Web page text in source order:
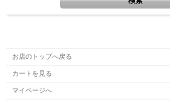
お店のトップへ戻る
カートを見る
マイページへ